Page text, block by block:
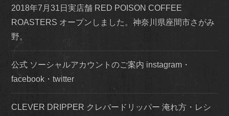
2018年7月31日実店舗 RED POISON COFFEE
ROASTERS オープンしました。神奈川県座間市さがみ
野。
公式 ソーシャルアカウントのご案内 instagram・
facebook・twitter
CLEVER DRIPPER クレバードリッパー 淹れ方・レシ